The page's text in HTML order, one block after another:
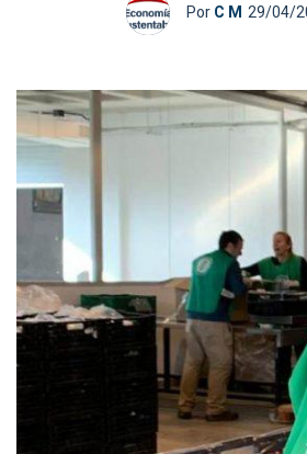
PorC M 29/04/